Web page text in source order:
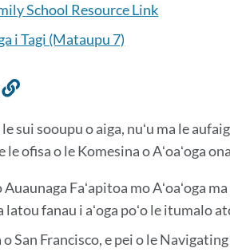
School Resource Link
i Tagi (Mataupu 7)
So'otaga
lenei
vaega
sui sooupu o aiga, nuʻu ma le
le ofisa o le Komesina o Aʻoaʻoga
Faʻapitoa mo Aʻoaʻoga
latou fanau i aʻoga poʻo le itumalo
San Francisco, e pei o le